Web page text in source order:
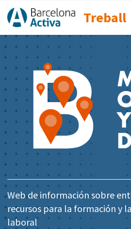
Treball
Web de información sobre
recursos para la formación y
laboral